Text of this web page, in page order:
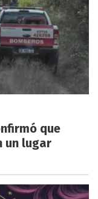
que
un lugar